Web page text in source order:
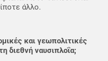
άλλο.
και γεωπολιτικές
διεθνή ναυσιπλοΐα;